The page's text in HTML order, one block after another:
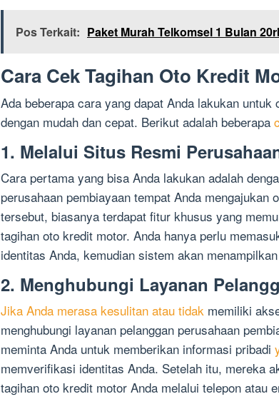
Pos Terkait: Paket Murah Telkomsel 1 Bulan
Cara Cek Tagihan Oto Kredit
Ada beberapa cara yang dapat Anda lakukan
dengan mudah dan cepat. Berikut adalah beberapa
1. Melalui Situs Resmi
Cara pertama yang bisa Anda lakukan adalah
perusahaan pembiayaan tempat Anda mengajukan
tersebut, biasanya terdapat fitur khusus yang
tagihan oto kredit motor. Anda hanya perlu
identitas Anda, kemudian sistem akan
2. Menghubungi Layanan
Jika Anda merasa kesulitan atau tidak memiliki
menghubungi layanan pelanggan perusahaan
meminta Anda untuk memberikan informasi pribadi
memverifikasi identitas Anda. Setelah itu, mereka
tagihan oto kredit motor Anda melalui telepon atau